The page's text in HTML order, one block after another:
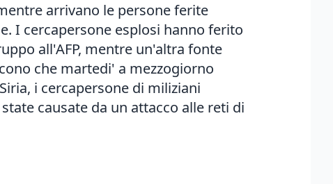
arrivano le persone ferite
I cercapersone esplosi hanno ferito
all'AFP, mentre un'altra fonte
che martedi' a mezzogiorno
i cercapersone di miliziani
causate da un attacco alle reti di